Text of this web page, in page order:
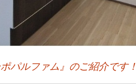
パルファム』のご紹介です！